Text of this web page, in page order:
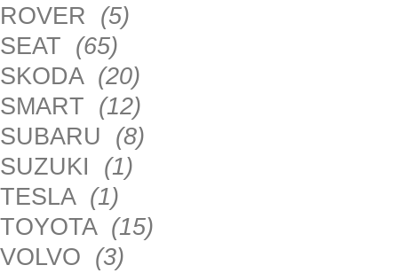
ROVER (5)
SEAT (65)
SKODA (20)
SMART (12)
SUBARU (8)
SUZUKI (1)
TESLA (1)
TOYOTA (15)
VOLVO (3)